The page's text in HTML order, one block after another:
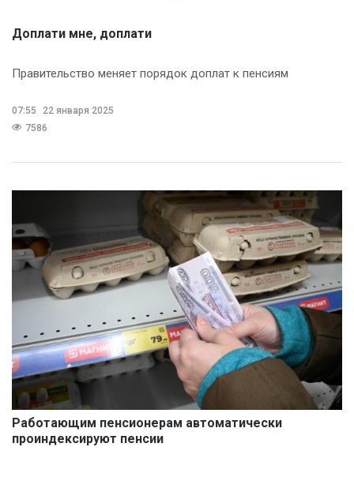
Доплати мне, доплати
Правительство меняет порядок доплат к пенсиям
07:55
22 января 2025
7586
Работающим пенсионерам автоматически
проиндексируют пенсии